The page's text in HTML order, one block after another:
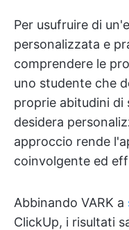
Per usufruire di
personalizzata e
comprendere le
uno studente che
proprie abitudini di
desidera
approccio rende
coinvolgente ed
Abbinando VARK a
ClickUp, i risultati